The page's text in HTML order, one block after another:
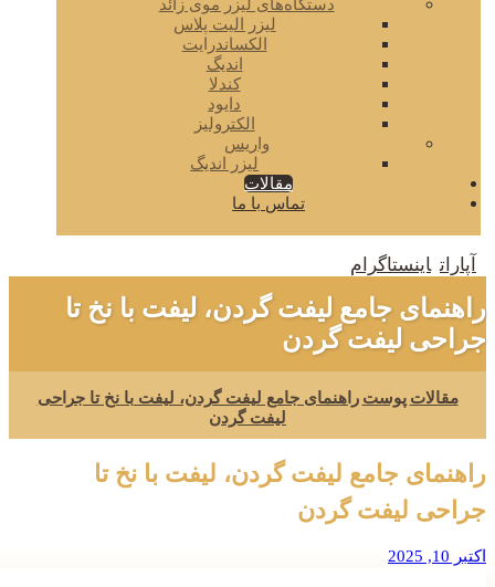
دستگاه‌های لیزر موی زائد
لیزر الیت پلاس
الکساندرایت
اندیگ
کندلا
دایود
الکترولیز
واریس
لیزر اندیگ
مقالات
تماس با ما
آپارات اینستاگرام
راهنمای جامع لیفت گردن، لیفت با نخ تا
جراحی لیفت گردن
مقالات پوست راهنمای جامع لیفت گردن، لیفت با نخ تا جراحی
لیفت گردن
راهنمای جامع لیفت گردن، لیفت با نخ تا
جراحی لیفت گردن
اکتبر 10, 2025